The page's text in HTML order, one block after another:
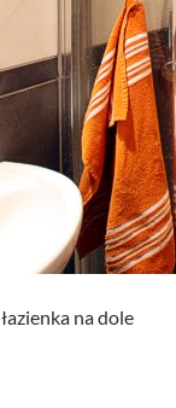
łazienka na dole